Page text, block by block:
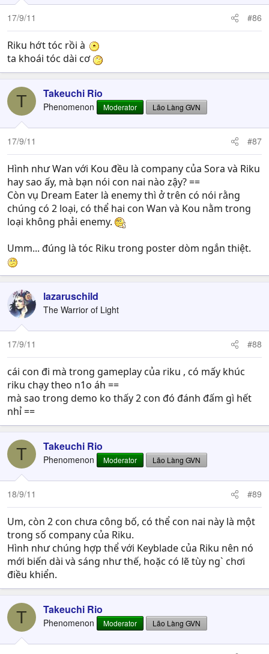
17/9/11 #86
Riku hớt tóc rồi à
ta khoái tóc dài cơ
T Takeuchi Rio
Phenomenon Moderator Lão Làng GVN
17/9/11 #87
Hình như Wan với Kou đều là company của Sora và Riku
hay sao ấy, mà bạn nói con nai nào zậy? ==
Còn vụ Dream Eater là enemy thì ở trên có nói rằng
chúng có 2 loại, có thể hai con Wan và Kou nằm trong
loại không phải enemy.
Umm... đúng là tóc Riku trong poster dòm ngắn thiệt.
lazaruschild
The Warrior of Light
17/9/11 #88
cái con đi mà trong gameplay của riku , có mấy khúc
riku chạy theo n1o áh ==
mà sao trong demo ko thấy 2 con đó đánh đấm gì hết
nhỉ ==
T Takeuchi Rio
Phenomenon Moderator Lão Làng GVN
18/9/11 #89
Um, còn 2 con chưa công bố, có thể con nai này là một
trong số company của Riku.
Hình như chúng hợp thể với Keyblade của Riku nên nó
mới biến dài và sáng như thế, hoặc có lẽ tùy ng` chơi
điều khiển.
T Takeuchi Rio
Phenomenon Moderator Lão Làng GVN